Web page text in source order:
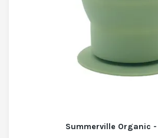
Summerville Organic -